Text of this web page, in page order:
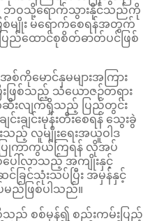
ဘဝသို့ရောက်သွားနိုင်သည်ကို
မျိုး မရောက်စေရန်အတွက်
ည်ထောင်စုစိတ်ဓာတ်ပင်ဖြစ်
စ်ကိုမောင်နှမများအကြား
ြီးဖြစ်သည့် သံယောဇဉ်တရား
က်ဆီးလျက်ရှိသည့် ပြည်တွင်း
ချင်းမုန်းတီးစေရန် သွေးခွဲ
င်းသည့် လူမျိုးရေးအယူဝါဒ
ြုကာကွယ်ကြရန် လိုအပ်
ပေါ်လာသည့် အကျိုးနှင့်
ခြင်သုံးသပ်ပြီး အမှန်နှင့်
မည်ဖြစ်ပါသည်။
သည် စစ်မှန်၍ စည်းကမ်းပြည့်